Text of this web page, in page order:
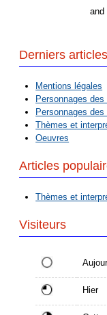
and
Derniers articles
Mentions légales
Personnages
Personnages
Thèmes et
Oeuvres
Articles
Thèmes et
Visiteurs
Hier